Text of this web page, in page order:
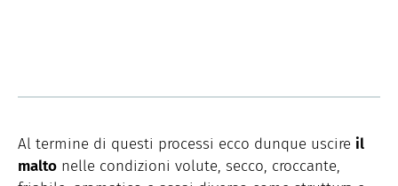
Al termine di questi processi ecco dunque uscire il
malto nelle condizioni volute, secco, croccante,